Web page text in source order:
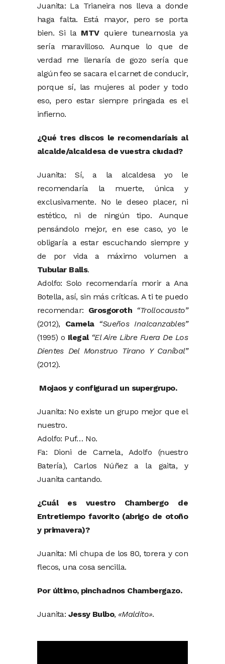
Juanita: La Trianeira nos lleva a donde
haga falta. Está mayor, pero se porta
bien. Si la MTVquiere tunearnosla ya
sería maravilloso. Aunque lo que de
verdad me llenaría de gozo sería que
algún feo se sacara el carnet de conducir,
porque sí, las mujeres al poder y todo
eso, pero estar siempre pringada es el
infierno.
¿Qué tres discos le recomendaríais al
alcalde/alcaldesa de vuestra ciudad?
Juanita: Sí, a la alcaldesa yo le
recomendaría la muerte, única y
exclusivamente. No le deseo placer, ni
estético, ni de ningún tipo. Aunque
pensándolo mejor, en ese caso, yo le
obligaría a estar escuchando siempre y
de por vida a máximo volumen a
Tubular Balls.
Adolfo: Solo recomendaría morir a Ana
Botella, así, sin más críticas. A ti te puedo
recomendar: Grosgoroth“Trollocausto”
(2012), Camela “Sueños Inalcanzables”
(1995) o Ilegal “El Aire Libre Fuera De Los
Dientes Del Monstruo Tirano Y Caníbal”
(2012).
Mojaos y configurad un supergrupo.
Juanita: No existe un grupo mejor que el
nuestro.
Adolfo: Puf… No.
Fa: Dioni de Camela, Adolfo (nuestro
Batería), Carlos Núñez a la gaita, y
Juanita cantando.
¿Cuál es vuestro Chambergo de
Entretiempo favorito (abrigo de otoño
y primavera)?
Juanita: Mi chupa de los 80, torera y con
flecos, una cosa sencilla.
Por último, pinchadnos Chambergazo.
Juanita: Jessy Bulbo, «Maldito».